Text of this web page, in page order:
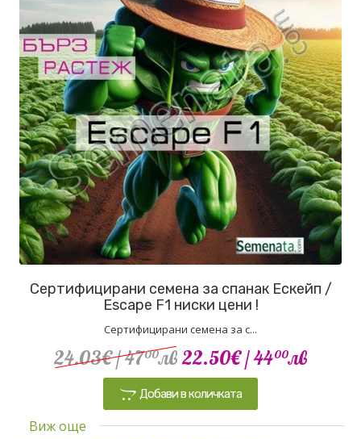
Сертифицирани семена за спанак Ескейп /
Escape F1 ниски цени !
Сертифицирани семена за с...
24.03€/ 4700лв 22.50€/ 4400лв
Добави в количката
Виж още